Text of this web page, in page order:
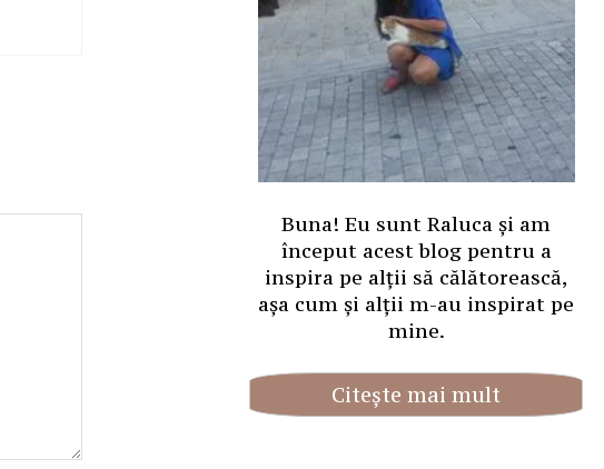
Buna! Eu sunt Raluca și am
început acest blog pentru a
inspira pe alții să călătorească,
așa cum și alții m-au inspirat pe
mine.
Citește mai mult